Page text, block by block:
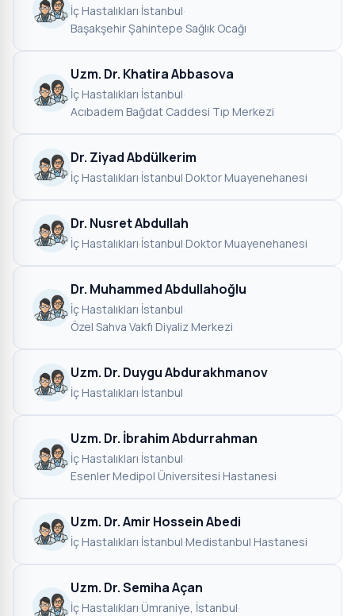
İç Hastalıkları·İstanbul·
Başakşehir Şahintepe Sağlık Ocağı
Uzm. Dr. Khatira Abbasova
İç Hastalıkları·İstanbul·
Acıbadem Bağdat Caddesi Tıp Merkezi
Dr. Ziyad Abdülkerim
İç Hastalıkları·İstanbul·Doktor Muayenehanesi
Dr. Nusret Abdullah
İç Hastalıkları·İstanbul·Doktor Muayenehanesi
Dr. Muhammed Abdullahoğlu
İç Hastalıkları·İstanbul·
Özel Sahva Vakfı Diyaliz Merkezi
Uzm. Dr. Duygu Abdurakhmanov
İç Hastalıkları·İstanbul
Uzm. Dr. İbrahim Abdurrahman
İç Hastalıkları·İstanbul·
Esenler Medipol Üniversitesi Hastanesi
Uzm. Dr. Amir Hossein Abedi
İç Hastalıkları·İstanbul·Medistanbul Hastanesi
Uzm. Dr. Semiha Açan
İç Hastalıkları·Ümraniye, İstanbul·